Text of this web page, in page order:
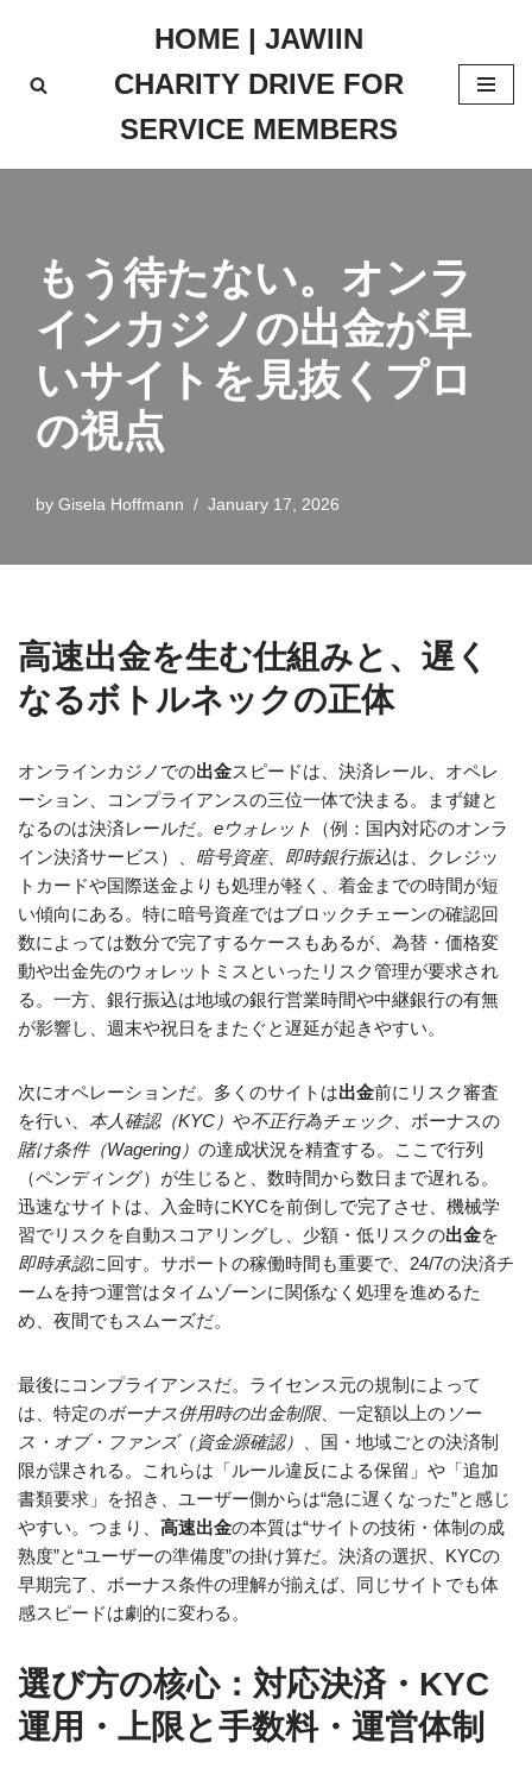
to
HOME | JAWIIN
CHARITY DRIVE FOR
SERVICE MEMBERS
もう待たない。オンラ
インカジノの出金が早
いサイトを見抜くプロ
の視点
by Gisela Hoffmann January 17, 2026
高速出金を生む仕組みと、遅く
なるボトルネックの正体
オンラインカジノでの出金スピードは、決済レール、オペレ
ーション、コンプライアンスの三位一体で決まる。まず鍵と
なるのは決済レールだ。 eウォレット
（例：国内対応のオンラ
イン決済サービス）、 暗号資産、 即時銀行振込は、クレジッ
トカードや国際送金よりも処理が軽く、着金までの時間が短
い傾向にある。特に暗号資産ではブロックチェーンの確認回
数によっては数分で完了するケースもあるが、為替・価格変
動や出金先のウォレットミスといったリスク管理が要求され
る。一方、銀行振込は地域の銀行営業時間や中継銀行の有無
が影響し、週末や祝日をまたぐと遅延が起きやすい。
次にオペレーションだ。多くのサイトは出金前にリスク審査
を行い、 本人確認（KYC） や不正行為チェック 、ボーナスの
賭け条件（Wagering） の達成状況を精査する。ここで行列
（ペンディング）が生じると、数時間から数日まで遅れる。
迅速なサイトは、入金時にKYCを前倒しで完了させ、機械学
習でリスクを自動スコアリングし、少額・低リスクの出金を
即時承認に回す。サポートの稼働時間も重要で、24/7の決済チ
ームを持つ運営はタイムゾーンに関係なく処理を進めるた
め、夜間でもスムーズだ。
最後にコンプライアンスだ。ライセンス元の規制によって
は、特定のボーナス併用時の出金制限、一定額以上の ソー
ス・オブ・ファンズ（資金源確認）
、国・地域ごとの決済制
限が課される。これらは「ルール違反による保留」や「追加
書類要求」を招き、ユーザー側からは“急に遅くなった”と感じ
やすい。つまり、 高速出金の本質は“サイトの技術・体制の成
熟度”と“ユーザーの準備度”の掛け算だ。決済の選択、KYCの
早期完了、ボーナス条件の理解が揃えば、同じサイトでも体
感スピードは劇的に変わる。
選び方の核心：対応決済・KYC
運用・上限と手数料・運営体制